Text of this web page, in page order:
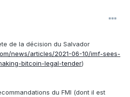
de la décision du Salvador
news/articles/2021-06-10/imf-sees-
bitcoin-legal-tender)
du FMI (dont il est